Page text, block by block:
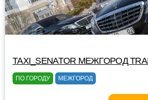
TAXI_SENATOR МЕЖГОРОД
ПО ГОРОДУ МЕЖГОРОД